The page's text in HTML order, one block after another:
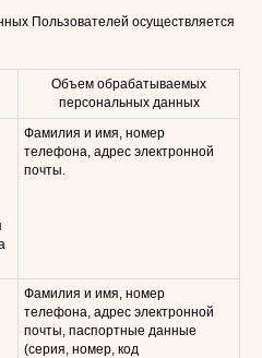
Пользователей осуществляется
Объем обрабатываемых
персональных данных
Фамилия и имя, номер
телефона, адрес электронной
почты.
Фамилия и имя, номер
телефона, адрес электронной
почты, паспортные данные
(серия, номер, код